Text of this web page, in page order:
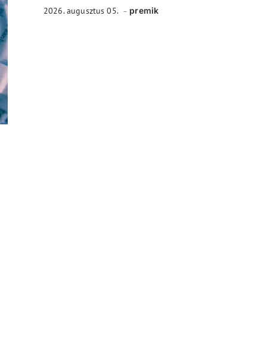
2026. augusztus 05. premik